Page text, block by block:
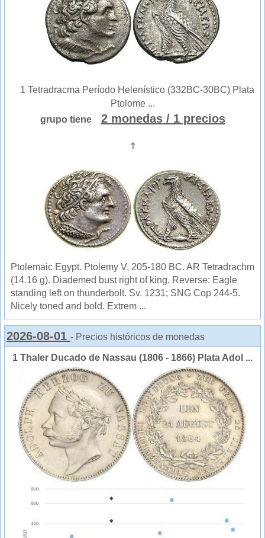
1 Tetradracma Período Helenístico (332BC-30BC) Plata
Ptolome ...
grupo tiene
2 monedas / 1 precios
⇑
Ptolemaic Egypt. Ptolemy V, 205-180 BC. AR Tetradrachm
(14.16 g). Diademed bust right of king. Reverse: Eagle
standing left on thunderbolt. Sv. 1231; SNG Cop 244-5.
Nicely toned and bold. Extrem ...
2026-08-01 - Precios históricos de monedas
1 Thaler Ducado de Nassau (1806 - 1866) Plata Adol ...